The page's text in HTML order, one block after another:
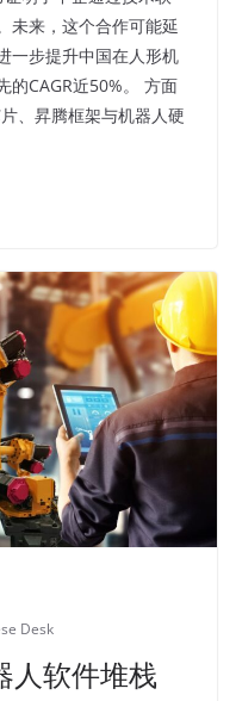
未来，这个合作可能延
一步提升中国在人形机
的CAGR近50%。​ 方面
、昇腾框架与机器人硬
Desk
人软件堆栈